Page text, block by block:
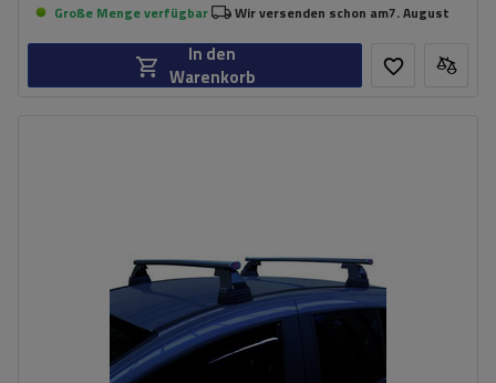
Große Menge verfügbar Wir versenden schon am7. August
In den
Warenkorb